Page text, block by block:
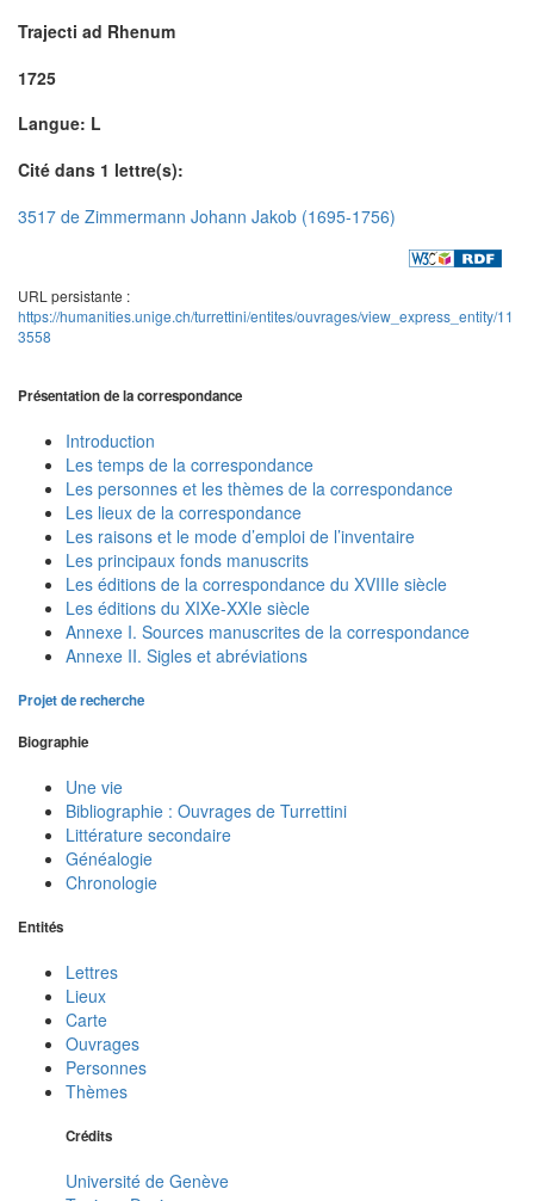
Trajecti ad Rhenum
1725
Langue: L
Cité dans 1 lettre(s):
3517 de Zimmermann Johann Jakob (1695-1756)
URL persistante :
https://humanities.unige.ch/turrettini/entites/ouvrages/view_express_entity/11
3558
Présentation de la correspondance
Introduction
Les temps de la correspondance
Les personnes et les thèmes de la correspondance
Les lieux de la correspondance
Les raisons et le mode d’emploi de l’inventaire
Les principaux fonds manuscrits
Les éditions de la correspondance du XVIIIe siècle
Les éditions du XIXe-XXIe siècle
Annexe I. Sources manuscrites de la correspondance
Annexe II. Sigles et abréviations
Projet de recherche
Biographie
Une vie
Bibliographie : Ouvrages de Turrettini
Littérature secondaire
Généalogie
Chronologie
Entités
Lettres
Lieux
Carte
Ouvrages
Personnes
Thèmes
Crédits
Université de Genève